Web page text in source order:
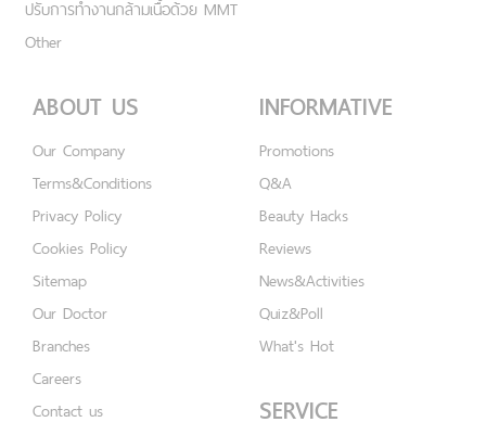
ปรับการทำงานกล้ามเนื้อด้วย MMT
Other
ABOUT US
Our Company
Terms&Conditions
Privacy Policy
Cookies Policy
Sitemap
Our Doctor
Branches
Careers
Contact us
INFORMATIVE
Promotions
Q&A
Beauty Hacks
Reviews
News&Activities
Quiz&Poll
What's Hot
SERVICE